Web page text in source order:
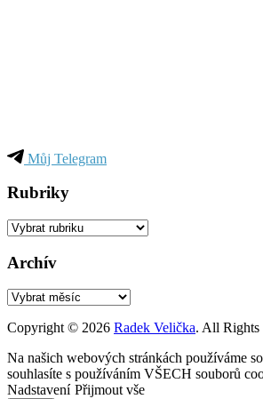
Můj Telegram
Rubriky
Rubriky
Archív
Archív
Copyright © 2026 Radek Velička. All Rights
Na našich webových stránkách používáme
souhlasíte s používáním VŠECH souborů
Nadstavení Přijmout vše